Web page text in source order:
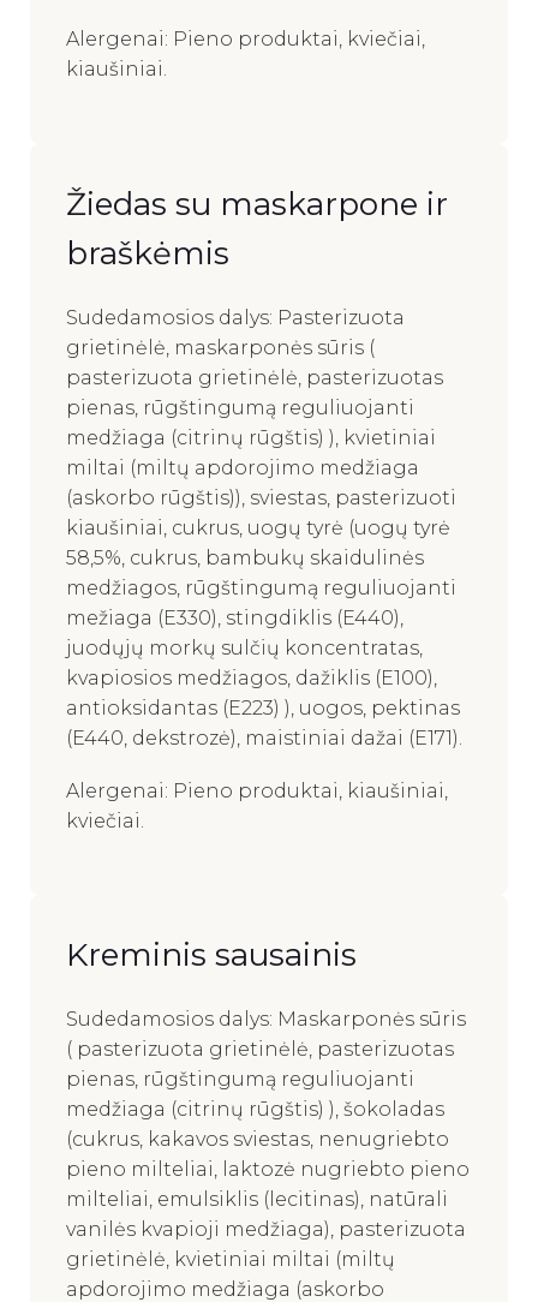
Alergenai: Pieno produktai, kviečiai,
kiaušiniai.
Žiedas su maskarpone ir
braškėmis
Sudedamosios dalys: Pasterizuota
grietinėlė, maskarponės sūris (
pasterizuota grietinėlė, pasterizuotas
pienas, rūgštingumą reguliuojanti
medžiaga (citrinų rūgštis) ), kvietiniai
miltai (miltų apdorojimo medžiaga
(askorbo rūgštis)), sviestas, pasterizuoti
kiaušiniai, cukrus, uogų tyrė (uogų tyrė
58,5%, cukrus, bambukų skaidulinės
medžiagos, rūgštingumą reguliuojanti
mežiaga (E330), stingdiklis (E440),
juodųjų morkų sulčių koncentratas,
kvapiosios medžiagos, dažiklis (E100),
antioksidantas (E223) ), uogos, pektinas
(E440, dekstrozė), maistiniai dažai (E171).
Alergenai: Pieno produktai, kiaušiniai,
kviečiai.
Kreminis sausainis
Sudedamosios dalys: Maskarponės sūris
( pasterizuota grietinėlė, pasterizuotas
pienas, rūgštingumą reguliuojanti
medžiaga (citrinų rūgštis) ), šokoladas
(cukrus, kakavos sviestas, nenugriebto
pieno milteliai, laktozė nugriebto pieno
milteliai, emulsiklis (lecitinas), natūrali
vanilės kvapioji medžiaga), pasterizuota
grietinėlė, kvietiniai miltai (miltų
apdorojimo medžiaga (askorbo